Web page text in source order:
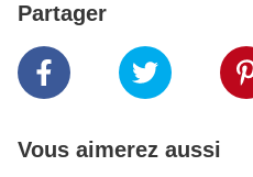
Partager
Vous aimerez aussi